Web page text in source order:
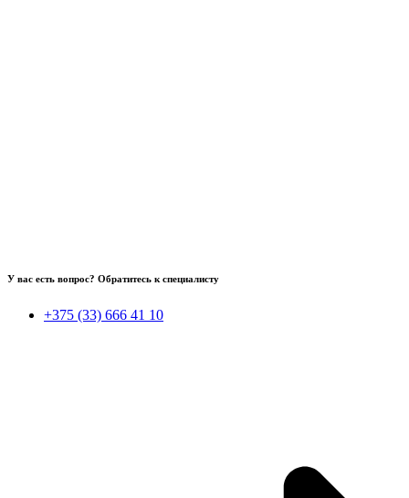
У вас есть вопрос? Обратитесь к специалисту
+375 (33) 666 41 10